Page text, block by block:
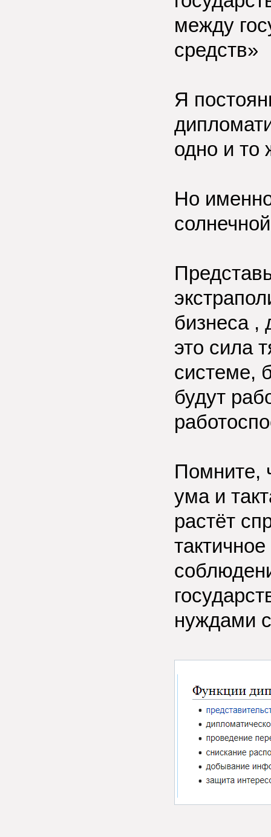
между
средств»
Я
одно и то
Но
бизнеса ,
это сила
системе,
будут
Помните,
ума и
растёт
нуждами